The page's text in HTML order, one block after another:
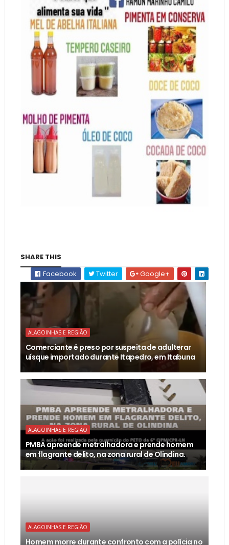
SHARE THIS
Facebook
Twitter Google+
ALAGOINHAS E REGIÃO
Comerciante é preso por suspeita de adulterar
uísque importado durante Itapedro, em Itabuna
ALAGOINHAS E REGIÃO
PMBA apreende metralhadora e prende homem
em flagrante delito, na zona rural de Olindina.
ALAGOINHAS E REGIÃO
Homem morre durante confronto com a polícia no